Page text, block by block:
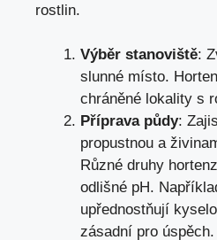
rostlin.
Výběr stanoviště:
slunné místo.
chráněné lokality s
Příprava půdy:
propustnou a
Různé druhy
odlišné pH.
upřednostňují
zásadní pro úspěch.